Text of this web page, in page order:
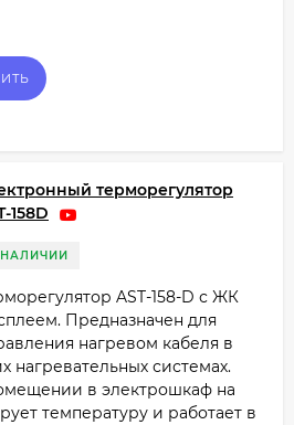
терморегулятор
158D
НАЛИЧИИ
AST-158-D с ЖК
Предназначен для
нагревом кабеля в
нагревательных системах.
в электрошкаф на
температуру и работает в